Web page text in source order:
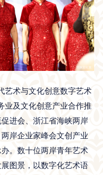
术与文化创意数字艺术
业及文化创意产业合作推
进会、浙江省海峡两岸
岸企业家峰会文创产业
。数十位两岸青年艺术
图景，以数字化艺术语